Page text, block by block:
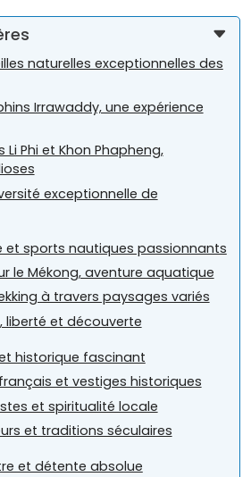
naturelles exceptionnelles des
Irrawaddy, une expérience
Li Phi et Khon Phapheng,
exceptionnelle de
et sports nautiques passionnants
le Mékong, aventure aquatique
à travers paysages variés
liberté et découverte
historique fascinant
et vestiges historiques
et spiritualité locale
et traditions séculaires
et détente absolue